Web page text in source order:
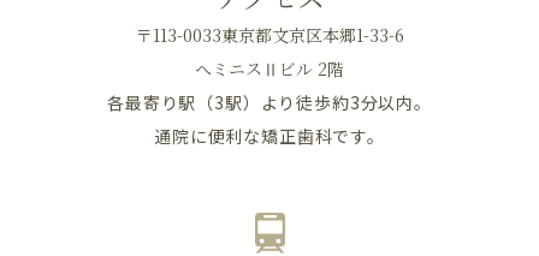
〒113-0033東京都文京区本郷1-33-6
へミニスⅡビル 2階
各最寄り駅（3駅）より徒歩約3分以内。
通院に便利な矯正歯科です。